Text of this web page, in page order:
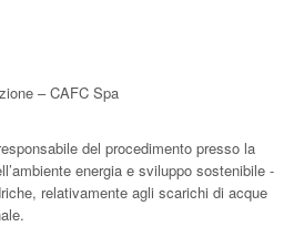
– CAFC Spa
del procedimento presso la
energia e sviluppo sostenibile -
relativamente agli scarichi di acque